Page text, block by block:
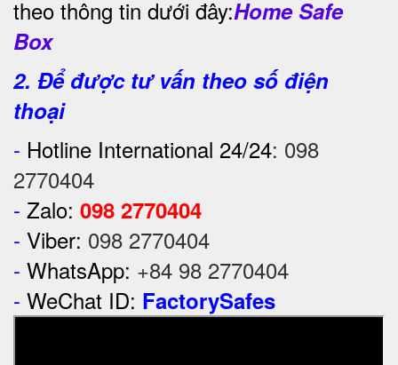
theo thông tin dưới đây:Home Safe
Box
2. Để được tư vấn theo số điện
thoại
- Hotline International 24/24: 098
2770404
- Zalo: 098 2770404
- Viber: 098 2770404
- WhatsApp: +84 98 2770404
- WeChat ID: FactorySafes